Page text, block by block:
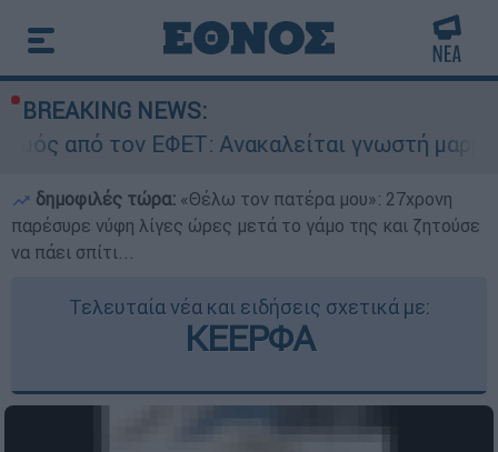
BREAKING NEWS:
ΕΦΕΤ: Ανακαλείται γνωστή μαρμελάδα -
δημοφιλές τώρα: «Θέλω τον πατέρα μου»: 27χρονη
παρέσυρε νύφη λίγες ώρες μετά το γάμο της και ζητούσε
να πάει σπίτι...
Τελευταία νέα και ειδήσεις σχετικά με:
ΚΕΕΡΦΑ